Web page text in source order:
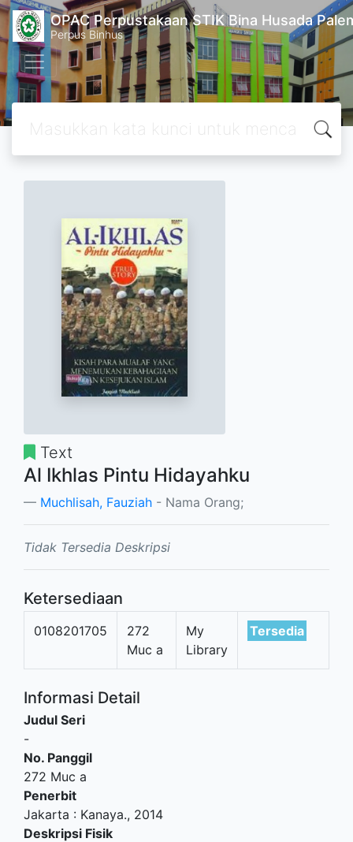
OPAC Perpustakaan STIK Bina Husada
Perpus Binhus
Text
Al Ikhlas Pintu Hidayahku
Muchlisah, Fauziah - Nama Orang;
Tidak Tersedia Deskripsi
Ketersediaan
0108201705
272
Muc a
My
Library
Tersedia
Informasi Detail
Judul Seri
-
No. Panggil
272 Muc a
Penerbit
Jakarta : Kanaya., 2014
Deskripsi Fisik